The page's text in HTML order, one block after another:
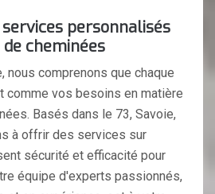
services personnalisés
cheminées
nous comprenons que chaque
comme vos besoins en matière
Basés dans le 73, Savoie,
à offrir des services sur
sécurité et efficacité pour
équipe d'experts passionnés,